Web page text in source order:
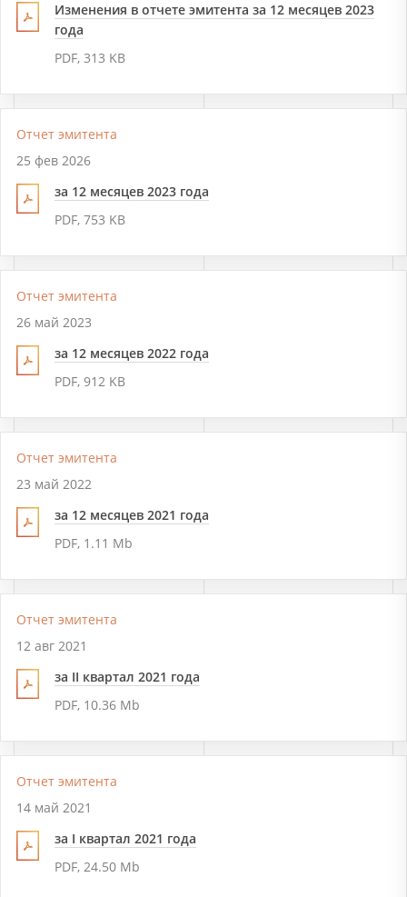
Изменения в отчете эмитента за 12 месяцев 2023
года
PDF, 313 KB
Отчет эмитента
25 фев 2026
за 12 месяцев 2023 года
PDF, 753 KB
Отчет эмитента
26 май 2023
за 12 месяцев 2022 года
PDF, 912 KB
Отчет эмитента
23 май 2022
за 12 месяцев 2021 года
PDF, 1.11 Mb
Отчет эмитента
12 авг 2021
за II квартал 2021 года
PDF, 10.36 Mb
Отчет эмитента
14 май 2021
за I квартал 2021 года
PDF, 24.50 Mb